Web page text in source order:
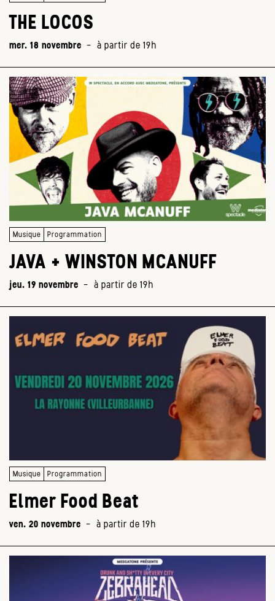
THE LOCOS
mer. 18 novembre - à partir de 19h
Musique Programmation
JAVA + WINSTON MCANUFF
jeu. 19 novembre - à partir de 19h
Musique Programmation
Elmer Food Beat
ven. 20 novembre - à partir de 19h